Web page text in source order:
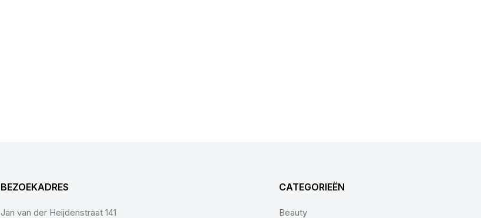
BEZOEKADRES
Jan van der Heijdenstraat 141
CATEGORIEËN
Beauty